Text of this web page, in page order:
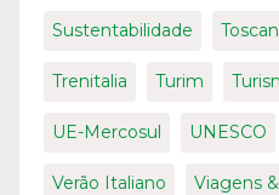
Sustentabilidade
Trenitalia Turim
UE-Mercosul UNESCO
Verão Italiano Viagens